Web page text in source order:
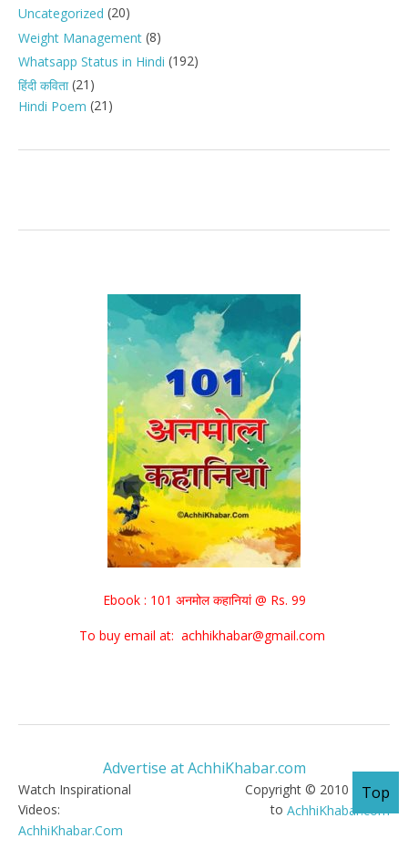
Uncategorized (20)
Weight Management (8)
Whatsapp Status in Hindi (192)
हिंदी कविता(21)
Hindi Poem (21)
Ebook : 101 अनमोल कहानियां @ Rs. 99
To buy email at: achhikhabar@gmail.com
Advertise at AchhiKhabar.com
Watch Inspirational
Videos:
AchhiKhabar.Com
Copyright © 2010 - 2026
to AchhiKhabar.com
Top